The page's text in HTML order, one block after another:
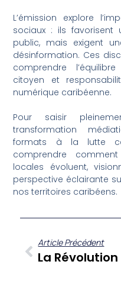
L’émission explore
sociaux : ils favorisent
public, mais exigent
désinformation. Ces
comprendre
citoyen et
numérique caribéenne.
Pour saisir
transformation
formats à la lutte
comprendre
locales évoluent,
perspective éclairante
nos territoires caribéens.
Article Précédent